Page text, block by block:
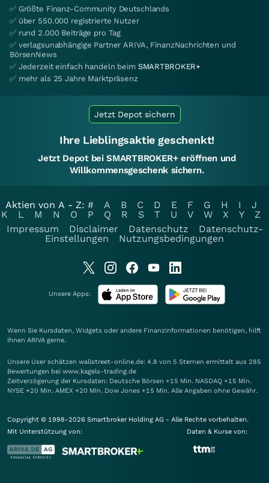
✅ Größte Finanz-Community Deutschlands
✅ über 550.000 registrierte Nutzer
✅ rund 2.000 Beiträge pro Tag
✅ verlagsunabhängige Partner ARIVA, FinanzNachrichten und
BörsenNews
✅ Jederzeit einfach handeln beim SMARTBROKER+
✅ mehr als 25 Jahre Marktpräsenz
Jetzt Depot sichern
Ihre Lieblingsaktie geschenkt!
Jetzt Depot bei SMARTBROKER+ eröffnen und
Willkommensgeschenk sichern.
Aktien von A - Z: # A B C D E F G H I
J
K
L M N O P Q R S T U V W X Y
Z
Impressum
Disclaimer Datenschutz
Datenschutz-
Einstellungen
Nutzungsbedingungen
Unsere Apps:
Wenn Sie Kursdaten, Widgets oder andere Finanzinformationen benötigen, hilft
Ihnen ARIVA gerne.
Unsere User schätzen wallstreet-online.de: 4.8 von 5 Sternen ermittelt aus 285
Bewertungen bei www.kagels-trading.de
Zeitverzögerung der Kursdaten: Deutsche Börsen +15 Min. NASDAQ +15 Min.
NYSE +20 Min. AMEX +20 Min. Dow Jones +15 Min. Alle Angaben ohne Gewähr.
Copyright © 1998-2026 Smartbroker Holding AG - Alle Rechte vorbehalten.
Mit Unterstützung von:
Daten & Kurse von: